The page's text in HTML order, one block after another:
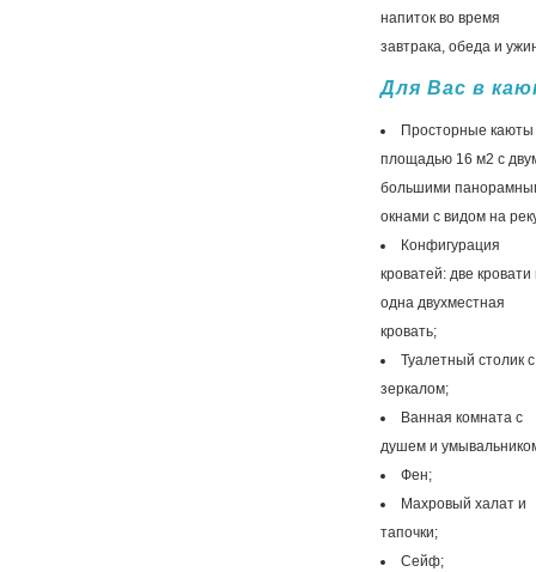
напиток во время
завтрака, обеда и
Для Вас в
Просторные каюты
площадью 16 м2 с
большими
окнами с видом на
Конфигурация
кроватей: две кровати
одна двухместная
кровать;
Туалетный столик с
зеркалом;
Ванная комната с
душем и
Фен;
Махровый халат и
тапочки;
Сейф;